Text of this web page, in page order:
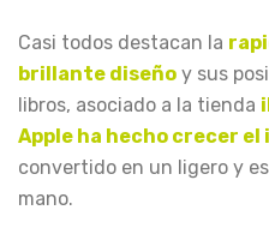
Casi todos destacan la
brillante diseño y sus
libros, asociado a la tienda
Apple ha hecho crecer el
convertido en un ligero y
mano.